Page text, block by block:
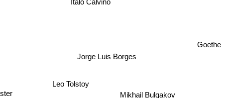
Goethe
Italo Calvino
Jorge Luis Borges
Mikhail Bulgakov